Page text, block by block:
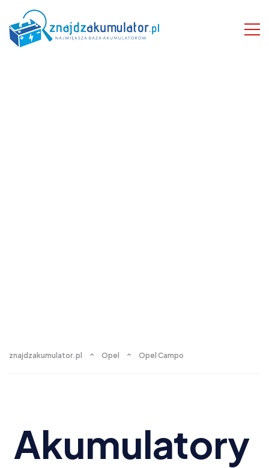
znajdzakumulator.pl Opel Opel Campo
Akumulatory